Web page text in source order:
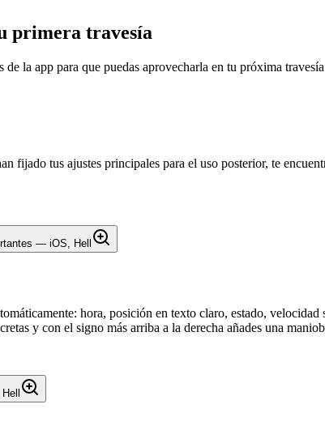
primera travesía
la app para que puedas aprovecharla en tu próxima
fijado tus ajustes principales para el uso posterior, te
hora, posición en texto claro, estado,
y con el signo más arriba a la derecha añades una